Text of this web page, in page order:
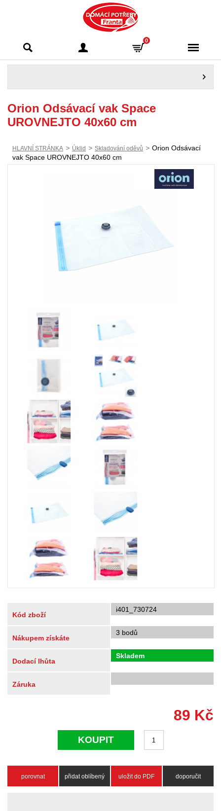
Franta - Příbram
0
Orion Odsávací vak Space
UROVNEJTO 40x60 cm
HLAVNÍ STRÁNKA > Úklid > Skladování oděvů > Orion Odsávací
vak Space UROVNEJTO 40x60 cm
Kód zboží
i401_730724
Nákupem získáte
3 bodů
Dodací lhůta
Skladem
Záruka
89 Kč
KOUPIT
porovnat přidat oblíbený uložit do PDF doporučit